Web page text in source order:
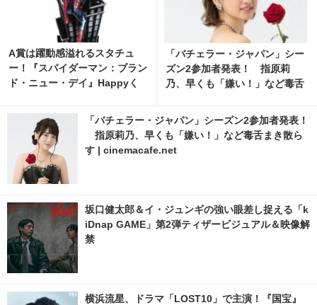
A賞は躍動感溢れるスタチュ
ー！『スパイダーマン：ブラン
ド・ニュー・デイ』Happyく
「バチェラー・ジャパン」シー
ズン2参加者発表！ 指原莉
乃、早くも「嫌い！」など毒舌
像 | cinemacafe.net
「バチェラー・ジャパン」シーズン2参加者発表！
指原莉乃、早くも「嫌い！」など毒舌まき散ら
す | cinemacafe.net
坂口健太郎＆イ・ジュンギの強い眼差し捉える「k
iDnap GAME」第2弾ティザービジュアル＆映像解
禁
横浜流星、ドラマ「LOST10」で主演！『国宝』